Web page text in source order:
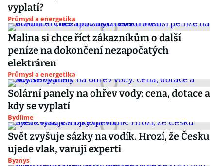
vyplatí?
Průmysl a energetika
Malina si chce říct zákazníkům o další
peníze na dokončení nezapočatých
elektráren
Průmysl a energetika
Solární panely na ohřev vody: cena, dotace a
kdy se vyplatí
Bydlíme
Svět zvyšuje sázky na vodík. Hrozí, že Česku
ujede vlak, varují experti
Byznys